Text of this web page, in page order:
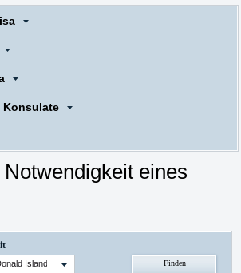
Konsulate
eines
Islands